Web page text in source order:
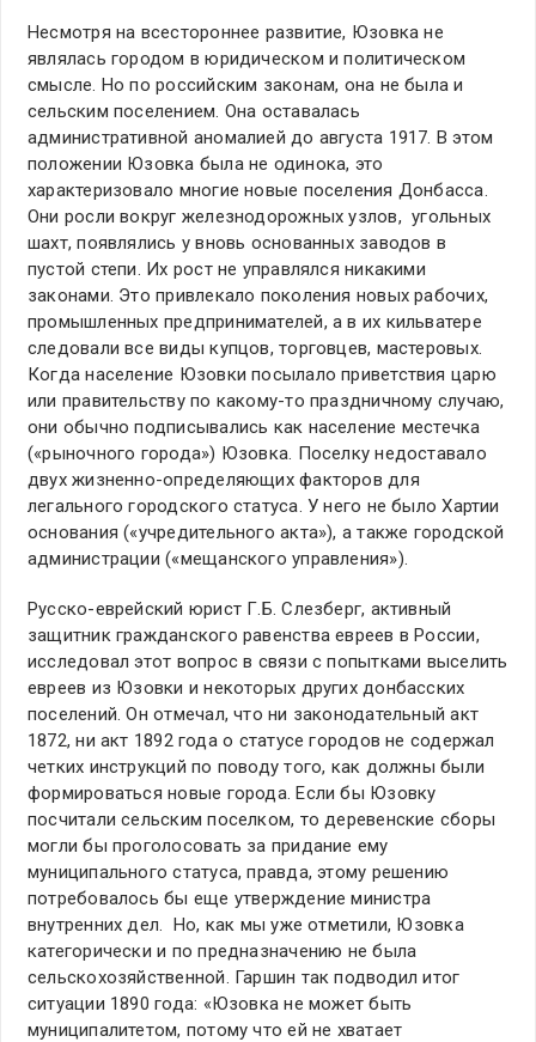
Несмотря на всестороннее развитие, Юзовка не
являлась городом в юридическом и политическом
смысле. Но по российским законам, она не была и
сельским поселением. Она оставалась
административной аномалией до августа 1917. В этом
положении Юзовка была не одинока, это
характеризовало многие новые поселения Донбасса.
Они росли вокруг железнодорожных узлов, угольных
шахт, появлялись у вновь основанных заводов в
пустой степи. Их рост не управлялся никакими
законами. Это привлекало поколения новых рабочих,
промышленных предпринимателей, а в их кильватере
следовали все виды купцов, торговцев, мастеровых.
Когда население Юзовки посылало приветствия царю
или правительству по какому-то праздничному случаю,
они обычно подписывались как население местечка
(«рыночного города») Юзовка. Поселку недоставало
двух жизненно-определяющих факторов для
легального городского статуса. У него не было Хартии
основания («учредительного акта»), а также городской
администрации («мещанского управления»).
Русско-еврейский юрист Г.Б. Слезберг, активный
защитник гражданского равенства евреев в России,
исследовал этот вопрос в связи с попытками выселить
евреев из Юзовки и некоторых других донбасских
поселений. Он отмечал, что ни законодательный акт
1872, ни акт 1892 года о статусе городов не содержал
четких инструкций по поводу того, как должны были
формироваться новые города. Если бы Юзовку
посчитали сельским поселком, то деревенские сборы
могли бы проголосовать за придание ему
муниципального статуса, правда, этому решению
потребовалось бы еще утверждение министра
внутренних дел. Но, как мы уже отметили, Юзовка
категорически и по предназначению не была
сельскохозяйственной. Гаршин так подводил итог
ситуации 1890 года: «Юзовка не может быть
муниципалитетом, потому что ей не хватает